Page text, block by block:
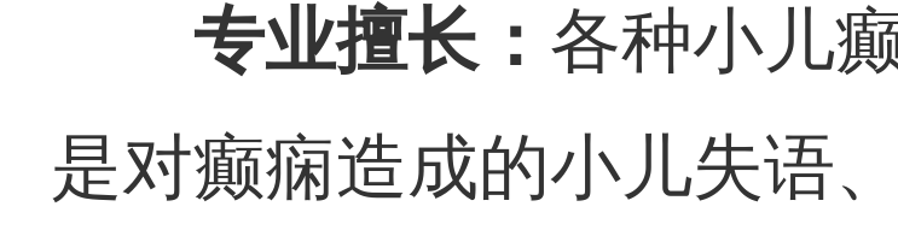
专业擅长： 各种小儿
是对癫痫造成的小儿失语